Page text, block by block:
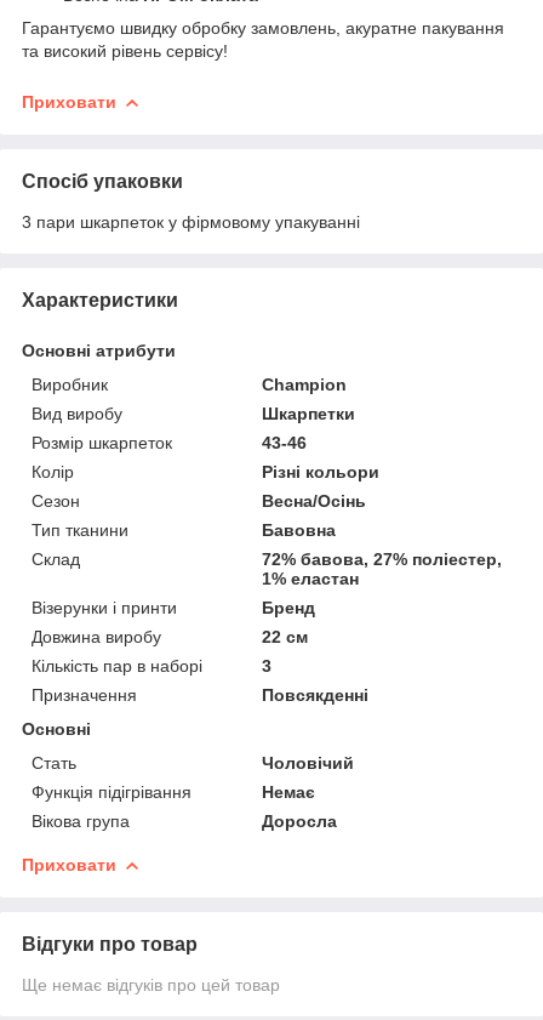
Гарантуємо швидку обробку замовлень, акуратне пакування
та високий рівень сервісу!
Приховати
Спосіб упаковки
3 пари шкарпеток у фірмовому упакуванні
Характеристики
Основні атрибути
Виробник
Champion
Вид виробу
Шкарпетки
Розмір шкарпеток
43-46
Колір
Різні кольори
Сезон
Весна/Осінь
Тип тканини
Бавовна
Склад
72% бавова, 27% поліестер,
1% еластан
Візерунки і принти
Бренд
Довжина виробу
22 см
Кількість пар в наборі
3
Призначення
Повсякденні
Основні
Стать
Чоловічий
Функція підігрівання
Немає
Вікова група
Доросла
Приховати
Відгуки про товар
Ще немає відгуків про цей товар